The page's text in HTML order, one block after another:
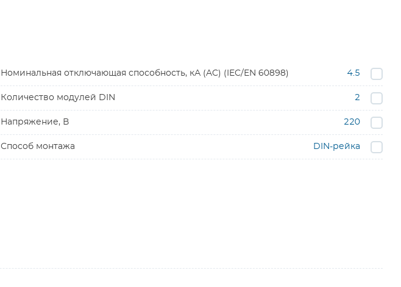
Номинальная отключающая способность, кА (AC) (IEC/EN 60898) 4.5
Количество модулей DIN 2
Напряжение, В 220
Способ монтажа DIN-рейка